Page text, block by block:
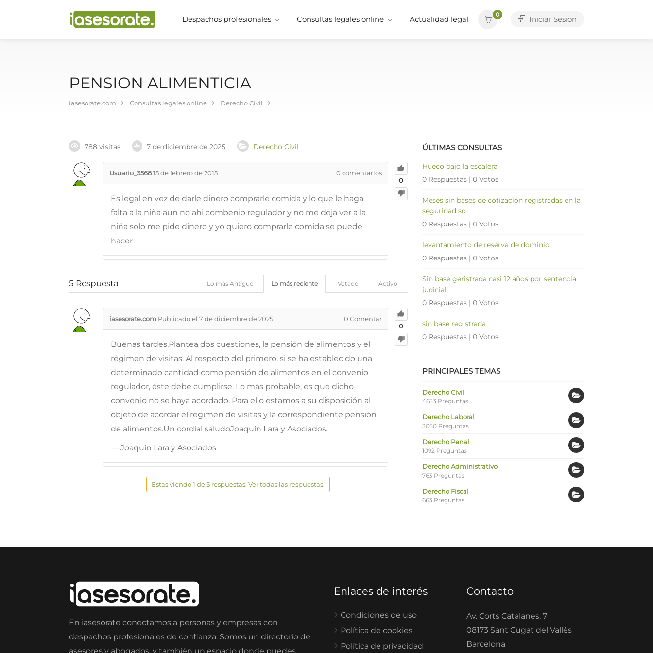
Despachos profesionales Consultas legales online Actualidad legal
0
Iniciar Sesión
PENSION ALIMENTICIA
iasesorate.com Consultas legales online Derecho Civil
788 visitas 7 de diciembre de 2025 Derecho Civil
0
Usuario_356815 de febrero de 2015 0 comentarios
Es legal en vez de darle dinero comprarle comida y lo que le haga
falta a la niña aun no ahi combenio regulador y no me deja ver a la
niña solo me pide dinero y yo quiero comprarle comida se puede
hacer
5 Respuesta Activo
Votado
Lo más reciente
Lo más Antiguo
0
iasesorate.com Publicado el 7 de diciembre de 2025 0 Comentar
Buenas tardes,Plantea dos cuestiones, la pensión de alimentos y el
régimen de visitas. Al respecto del primero, si se ha establecido una
determinado cantidad como pensión de alimentos en el convenio
regulador, éste debe cumplirse. Lo más probable, es que dicho
convenio no se haya acordado. Para ello estamos a su disposición al
objeto de acordar el régimen de visitas y la correspondiente pensión
de alimentos.Un cordial saludoJoaquín Lara y Asociados.
— Joaquín Lara y Asociados
Estas viendo 1 de 5 respuestas. Ver todas las respuestas.
ÚLTIMAS CONSULTAS
Hueco bajo la escalera
0 Respuestas | 0 Votos
Meses sin bases de cotización registradas en la
seguridad so
0 Respuestas | 0 Votos
levantamiento de reserva de dominio
0 Respuestas | 0 Votos
Sin base geristrada casi 12 años por sentencia
judicial
0 Respuestas | 0 Votos
sin base registrada
0 Respuestas | 0 Votos
PRINCIPALES TEMAS
Derecho Civil
4653 Preguntas
Derecho Laboral
3050 Preguntas
Derecho Penal
1092 Preguntas
Derecho Administrativo
763 Preguntas
Derecho Fiscal
663 Preguntas
En iasesorate conectamos a personas y empresas con
despachos profesionales de confianza. Somos un directorio de
asesores y abogados, y también un espacio donde puedes
Enlaces de interés
Condiciones de uso
Política de cookies
Política de privacidad
Contacto
Av. Corts Catalanes, 7
08173 Sant Cugat del Vallès
Barcelona